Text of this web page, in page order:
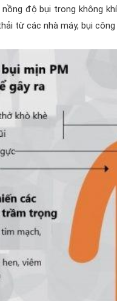
độ bụi trong không
từ các nhà máy, bụi